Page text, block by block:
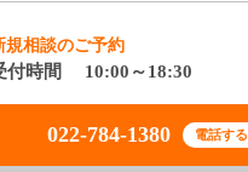
規相談のご予約
付時間 10:00～18:30
022-784-1380 電話する